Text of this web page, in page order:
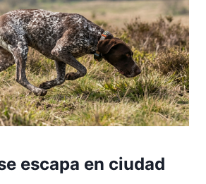
escapa en ciudad